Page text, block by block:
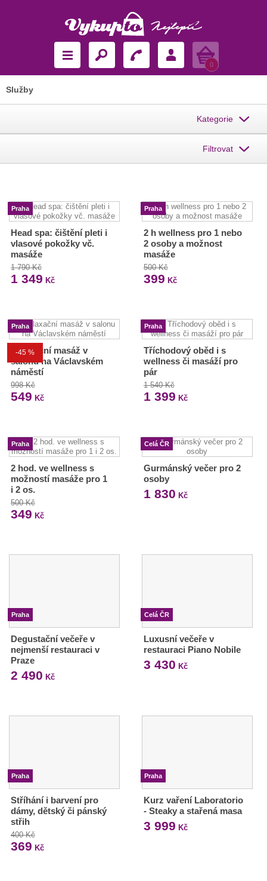
Košík
0
Služby
Kategorie
Filtrovat
Praha
Head spa: čištění pleti i
vlasové pokožky vč.
masáže
1 790 Kč
1 349 Kč
Praha
2 h wellness pro 1 nebo
2 osoby a možnost
masáže
500 Kč
399 Kč
-45 %
Praha
Relaxační masáž v
salonu na Václavském
náměstí
998 Kč
549 Kč
Praha
Tříchodový oběd i s
wellness či masáží pro
pár
1 540 Kč
1 399 Kč
Praha
2 hod. ve wellness s
možností masáže pro 1
i 2 os.
500 Kč
349 Kč
Celá ČR
Gurmánský večer pro 2
osoby
1 830 Kč
Praha
Degustační večeře v
nejmenší restauraci v
Praze
2 490 Kč
Celá ČR
Luxusní večeře v
restauraci Piano Nobile
3 430 Kč
Praha
Stříhání i barvení pro
dámy, dětský či pánský
střih
400 Kč
369 Kč
Praha
Kurz vaření Laboratorio
- Steaky a stařená masa
3 999 Kč